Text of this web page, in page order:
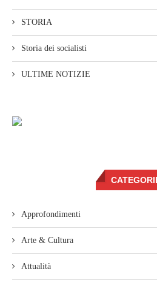
STORIA
Storia dei socialisti
ULTIME NOTIZIE
Approfondimenti
Arte & Cultura
Attualità